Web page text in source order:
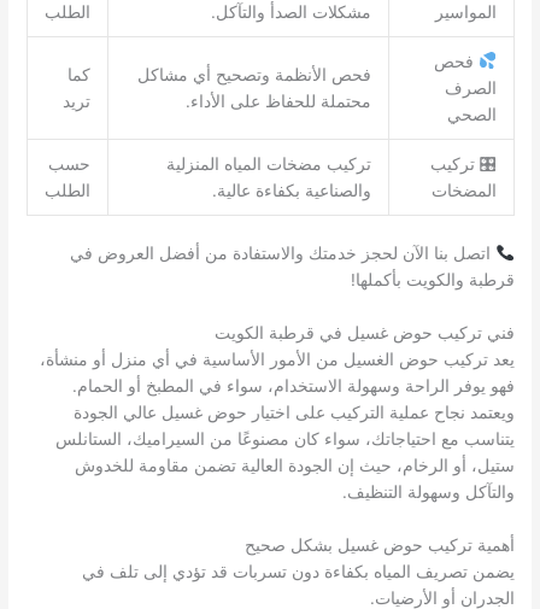
المواسير
مشكلات الصدأ والتآكل.
الطلب
فحص
الصرف
الصحي
فحص الأنظمة وتصحيح أي مشاكل
محتملة للحفاظ على الأداء.
كما
تريد
🎛 تركيب
المضخات
تركيب مضخات المياه المنزلية
والصناعية بكفاءة عالية.
حسب
الطلب
اتصل بنا الآن لحجز خدمتك والاستفادة من أفضل العروض في
قرطبة والكويت بأكملها!
فني تركيب حوض غسيل في قرطبة الكويت
يعد تركيب حوض الغسيل من الأمور الأساسية في أي منزل أو منشأة،
فهو يوفر الراحة وسهولة الاستخدام، سواء في المطبخ أو الحمام.
ويعتمد نجاح عملية التركيب على اختيار حوض غسيل عالي الجودة
يتناسب مع احتياجاتك، سواء كان مصنوعًا من السيراميك، الستانلس
ستيل، أو الرخام، حيث إن الجودة العالية تضمن مقاومة للخدوش
والتآكل وسهولة التنظيف.
أهمية تركيب حوض غسيل بشكل صحيح
يضمن تصريف المياه بكفاءة دون تسربات قد تؤدي إلى تلف في
الجدران أو الأرضيات.